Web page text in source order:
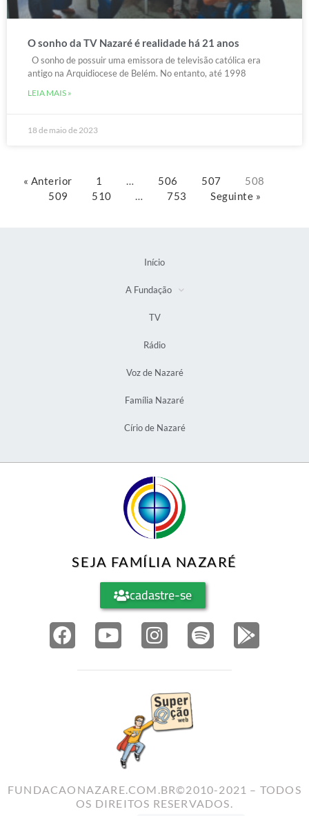
O sonho da TV Nazaré é realidade há 21 anos
O sonho de possuir uma emissora de televisão católica era
antigo na Arquidiocese de Belém. No entanto, até 1998
LEIA MAIS »
18 de maio de 2023
« Anterior 1 … 506 507
508
509
510 … 753 Seguinte »
Início
A Fundação
TV
Rádio
Voz de Nazaré
Família Nazaré
Círio de Nazaré
SEJA FAMÍLIA NAZARÉ
cadastre-se
FUNDACAONAZARE.COM.BR©2010-2021 – TODOS
OS DIREITOS RESERVADOS.